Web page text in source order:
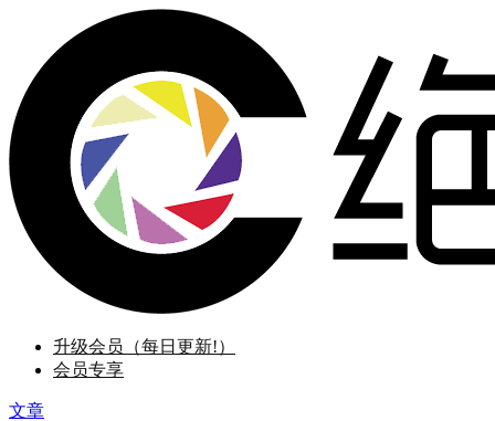
升级会员（每日更新!）
会员专享
文章